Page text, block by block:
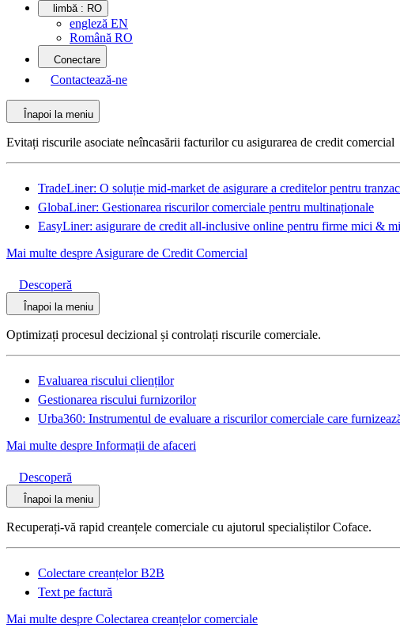
limbă : RO
engleză EN
Română RO
Conectare
Contactează-ne
Înapoi la meniu
Evitați riscurile asociate neîncasării facturilor cu asigurarea de credit comercial
TradeLiner: O soluție mid-market de asigurare a creditelor pentru
GlobaLiner: Gestionarea riscurilor comerciale pentru multinaționale
EasyLiner: asigurare de credit all-inclusive online pentru firme mici &
Mai multe despre Asigurare de Credit Comercial
Descoperă
Înapoi la meniu
Optimizați procesul decizional și controlați riscurile comerciale.
Evaluarea riscului clienților
Gestionarea riscului furnizorilor
Urba360: Instrumentul de evaluare a riscurilor comerciale care
Mai multe despre Informații de afaceri
Descoperă
Înapoi la meniu
Recuperați-vă rapid creanțele comerciale cu ajutorul specialiștilor Coface.
Colectare creanțelor B2B
Text pe factură
Mai multe despre Colectarea creanțelor comerciale